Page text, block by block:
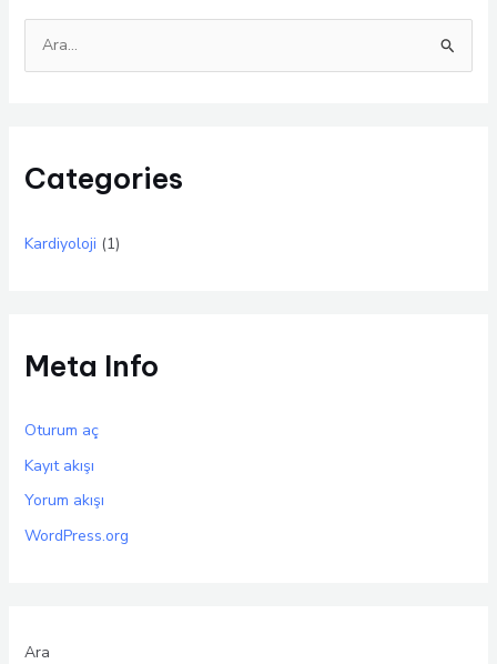
e
c
f
Categories
Kardiyoloji (1)
Meta Info
Oturum aç
Kayıt akışı
Yorum akışı
WordPress.org
Ara